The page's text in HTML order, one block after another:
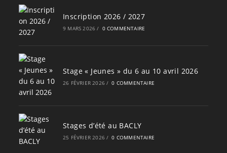
Inscription 2026 / 2027
9 MARS 2026 / 0 COMMENTAIRE
Stage « Jeunes » du 6 au 10 avril 2026
26 FÉVRIER 2026 / 0 COMMENTAIRE
Stages d’été au BACLY
25 FÉVRIER 2026 / 0 COMMENTAIRE